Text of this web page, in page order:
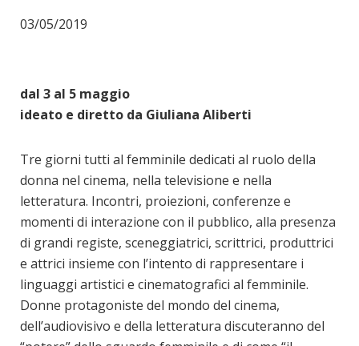
03/05/2019
dal 3 al 5 maggio
ideato e diretto da Giuliana Aliberti
Tre giorni tutti al femminile dedicati al ruolo della
donna nel cinema, nella televisione e nella
letteratura. Incontri, proiezioni, conferenze e
momenti di interazione con il pubblico, alla presenza
di grandi registe, sceneggiatrici, scrittrici, produttrici
e attrici insieme con l’intento di rappresentare i
linguaggi artistici e cinematografici al femminile.
Donne protagoniste del mondo del cinema,
dell’audiovisivo e della letteratura discuteranno del